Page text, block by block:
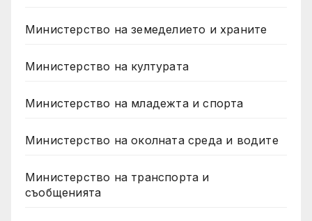
Министерство на земеделието и храните
Министерство на културата
Министерство на младежта и спорта
Министерство на околната среда и водите
Министерство на транспорта и
съобщенията